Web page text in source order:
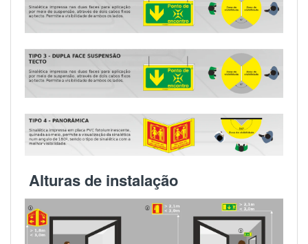
Alturas de instalação